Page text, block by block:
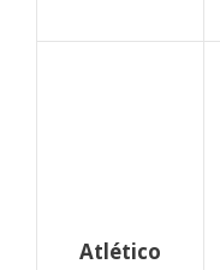
Atlético